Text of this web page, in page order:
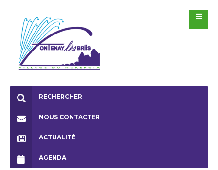
RECHERCHER
NOUS CONTACTER
ACTUALITÉ
AGENDA